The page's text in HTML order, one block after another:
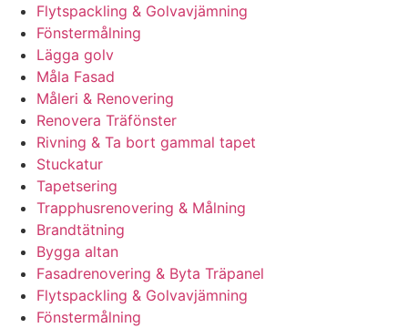
Flytspackling & Golvavjämning
Fönstermålning
Lägga golv
Måla Fasad
Måleri & Renovering
Renovera Träfönster
Rivning & Ta bort gammal tapet
Stuckatur
Tapetsering
Trapphusrenovering & Målning
Brandtätning
Bygga altan
Fasadrenovering & Byta Träpanel
Flytspackling & Golvavjämning
Fönstermålning